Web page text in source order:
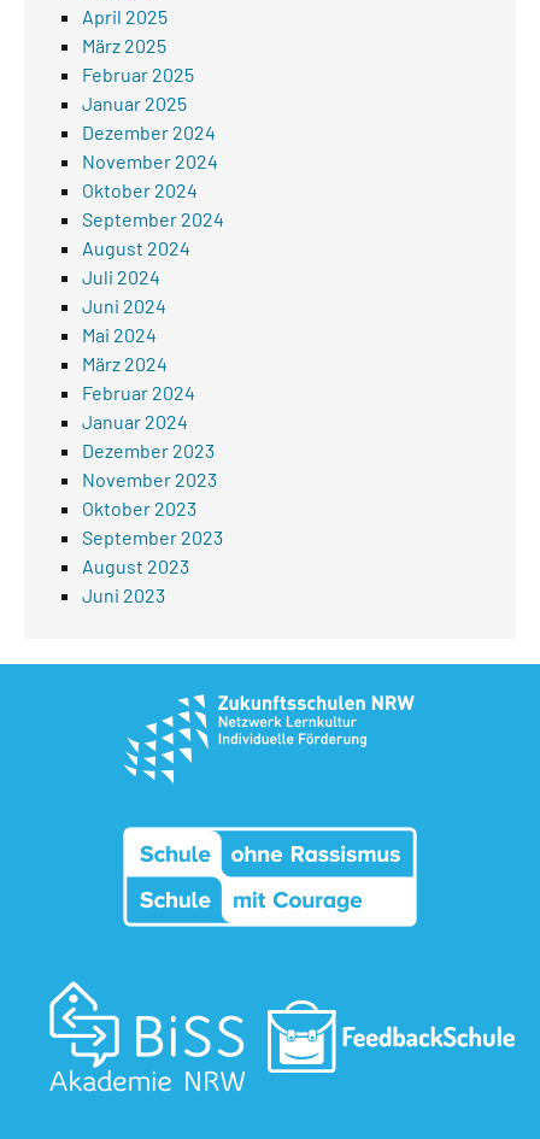
April 2025
März 2025
Februar 2025
Januar 2025
Dezember 2024
November 2024
Oktober 2024
September 2024
August 2024
Juli 2024
Juni 2024
Mai 2024
März 2024
Februar 2024
Januar 2024
Dezember 2023
November 2023
Oktober 2023
September 2023
August 2023
Juni 2023